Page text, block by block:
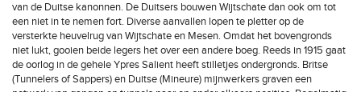
van de Duitse kanonnen. De Duitsers bouwen Wijtschate dan ook om tot
een niet in te nemen fort. Diverse aanvallen lopen te pletter op de
versterkte heuvelrug van Wijtschate en Mesen. Omdat het bovengronds
niet lukt, gooien beide legers het over een andere boeg. Reeds in 1915 gaat
de oorlog in de gehele Ypres Salient heeft stilletjes ondergronds. Britse
(Tunnelers of Sappers) en Duitse (Mineure) mijnwerkers graven een